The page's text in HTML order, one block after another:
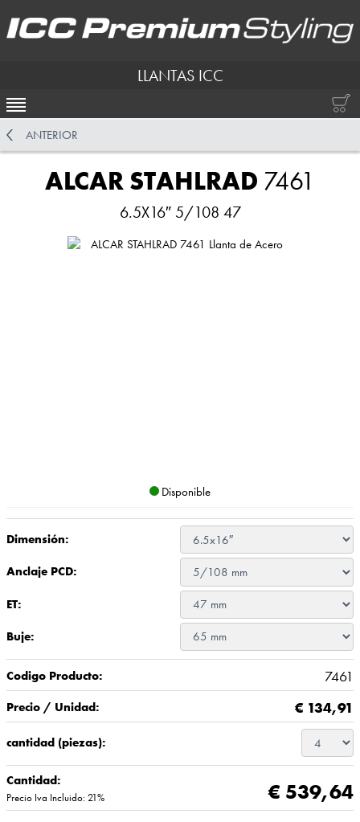
LLANTAS ICC
ACTIVAR NAVEGACIÓN
ANTERIOR
ALCAR STAHLRAD 7461
6.5X16″ 5/108 47
Disponible
Dimensión:
Anclaje PCD:
ET:
Buje:
Codigo Producto: 7461
Precio / Unidad: € 134,91
cantidad (piezas):
Cantidad:
Precio Iva Incluido: 21% € 539,64